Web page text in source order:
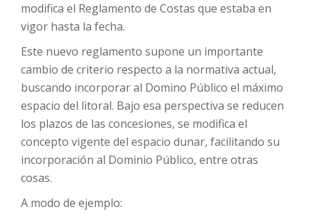
modifica el Reglamento de Costas que estaba en
vigor hasta la fecha.
Este nuevo reglamento supone un importante
cambio de criterio respecto a la normativa actual,
buscando incorporar al Domino Público el máximo
espacio del litoral. Bajo esa perspectiva se reducen
los plazos de las concesiones, se modifica el
concepto vigente del espacio dunar, facilitando su
incorporación al Dominio Público, entre otras
cosas.
A modo de ejemplo: